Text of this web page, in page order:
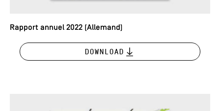
Rapport annuel 2022 (Allemand)
Download